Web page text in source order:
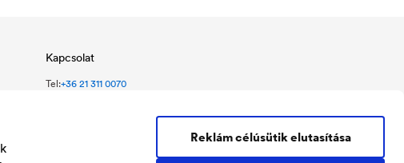
Reklám célúsütik elutasítása
Kapcsolat
Tel:+36 21 311 0070